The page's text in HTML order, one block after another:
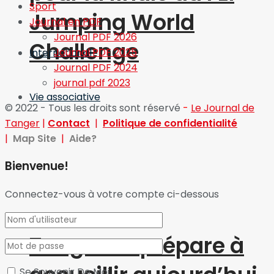
Jumping World
Challenge
Tanger se prépare à
International
Vie associative
Sport
Journal en PDF
Journal PDF 2026
Journal PDF 2025
Journal PDF 2024
journal pdf 2023
© 2022 - Tous les droits sont réservé - Le Journal de
Tanger | Contact | Politique de confidentialité
| Map Site | Aide?
Bienvenue!
Connectez-vous à votre compte ci-dessous